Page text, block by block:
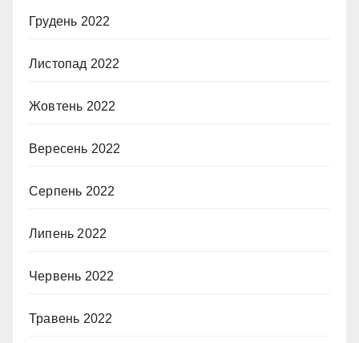
Грудень 2022
Листопад 2022
Жовтень 2022
Вересень 2022
Серпень 2022
Липень 2022
Червень 2022
Травень 2022